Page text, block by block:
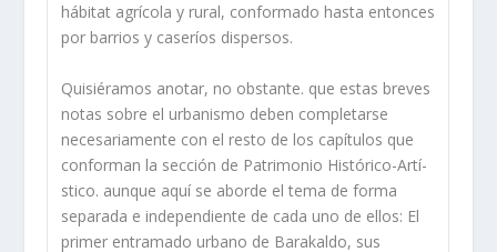
hábitat agrí­cola y rural, conformado hasta entonces
por barrios y caserí­os dispersos.
Quisiéramos anotar, no obstante. que estas breves
notas sobre el urbanismo deben completarse
necesariamente con el resto de los capí­tulos que
conforman la sección de Patrimonio Histórico-Artí­
stico. aunque aquí­ se aborde el tema de forma
separada e independiente de cada uno de ellos: El
primer entramado urbano de Barakaldo, sus